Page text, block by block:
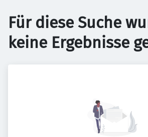
Für diese Suche
keine Ergebnisse